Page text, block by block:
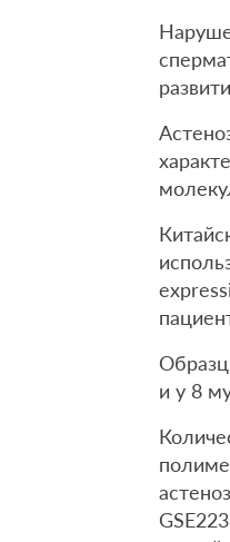
и у 8